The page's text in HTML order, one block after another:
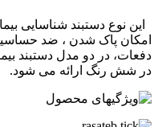
این نوع دستبند شناسایی
امکان پاک شدن ، ضد
دفعات، در دو مدل دستبند
در شش رنگ ارائه می شود.